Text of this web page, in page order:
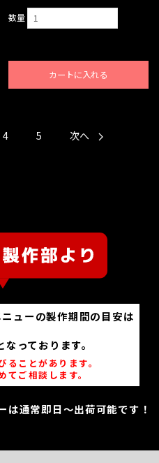
数量
カートに入れる
4 5 次へ
ューの製作期間の目安は
なっております。
ることがあります。
てご相談します。
通常即日～出荷可能です！